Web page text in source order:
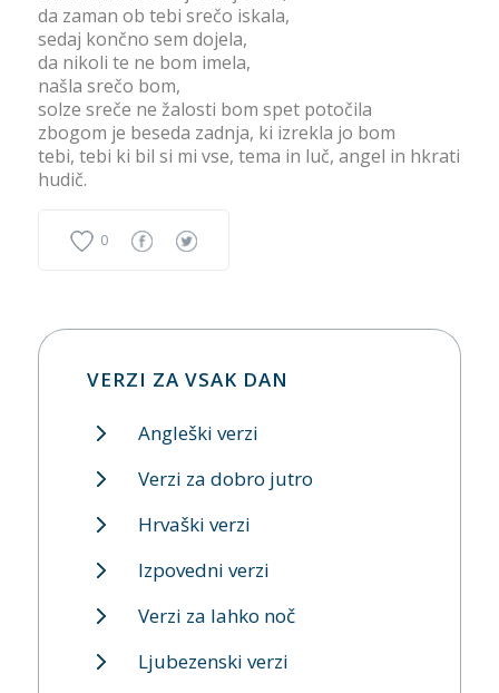
da zaman ob tebi srečo iskala,
sedaj končno sem dojela,
da nikoli te ne bom imela,
našla srečo bom,
solze sreče ne žalosti bom spet potočila
zbogom je beseda zadnja, ki izrekla jo bom
tebi, tebi ki bil si mi vse, tema in luč, angel in hkrati
hudič.
0
VERZI ZA VSAK DAN
Angleški verzi
Verzi za dobro jutro
Hrvaški verzi
Izpovedni verzi
Verzi za lahko noč
Ljubezenski verzi